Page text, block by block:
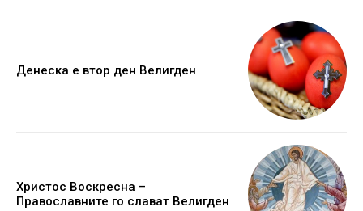
Денеска е втор ден Велигден
Христос Воскресна –
Православните го слават Велигден